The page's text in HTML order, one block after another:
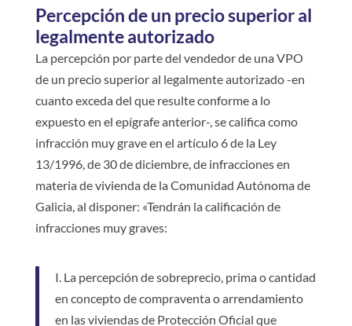
Percepción de un precio superior al
legalmente autorizado
La percepción por parte del vendedor de una VPO
de un precio superior al legalmente autorizado -en
cuanto exceda del que resulte conforme a lo
expuesto en el epígrafe anterior-, se califica como
infracción muy grave en el artículo 6 de la Ley
13/1996, de 30 de diciembre, de infracciones en
materia de vivienda de la Comunidad Autónoma de
Galicia, al disponer: «Tendrán la calificación de
infracciones muy graves:
I. La percepción de sobreprecio, prima o cantidad
en concepto de compraventa o arrendamiento
en las viviendas de Protección Oficial que